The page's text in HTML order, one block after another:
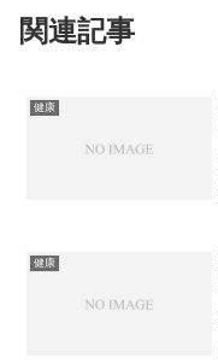
関連記事
健康
健康